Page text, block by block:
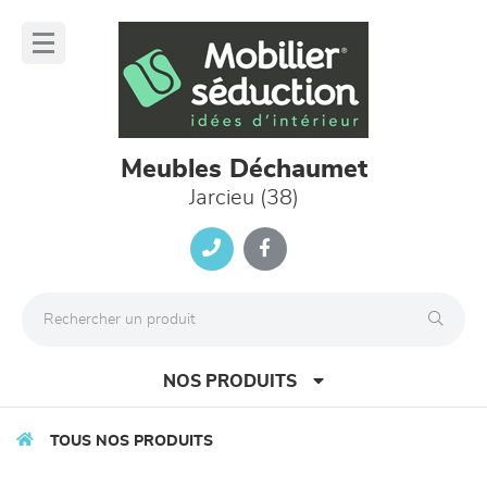
Meubles Déchaumet
Jarcieu (38)
NOS PRODUITS
TOUS NOS PRODUITS